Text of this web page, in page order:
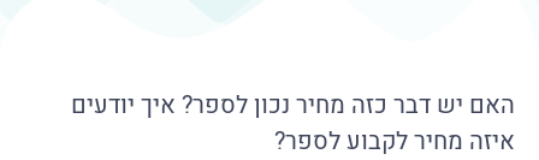
האם יש דבר כזה מחיר נכון לספר? איך יודעים
איזה מחיר לקבוע לספר?